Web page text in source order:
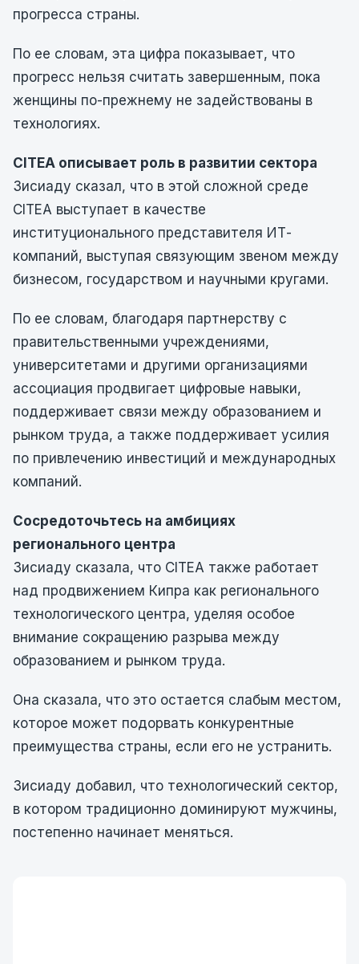
прогресса страны.
По ее словам, эта цифра показывает, что
прогресс нельзя считать завершенным, пока
женщины по-прежнему не задействованы в
технологиях.
CITEA описывает роль в развитии сектора
Зисиаду сказал, что в этой сложной среде
CITEA выступает в качестве
институционального представителя ИТ-
компаний, выступая связующим звеном между
бизнесом, государством и научными кругами.
По ее словам, благодаря партнерству с
правительственными учреждениями,
университетами и другими организациями
ассоциация продвигает цифровые навыки,
поддерживает связи между образованием и
рынком труда, а также поддерживает усилия
по привлечению инвестиций и международных
компаний.
Сосредоточьтесь на амбициях
регионального центра
Зисиаду сказала, что CITEA также работает
над продвижением Кипра как регионального
технологического центра, уделяя особое
внимание сокращению разрыва между
образованием и рынком труда.
Она сказала, что это остается слабым местом,
которое может подорвать конкурентные
преимущества страны, если его не устранить.
Зисиаду добавил, что технологический сектор,
в котором традиционно доминируют мужчины,
постепенно начинает меняться.